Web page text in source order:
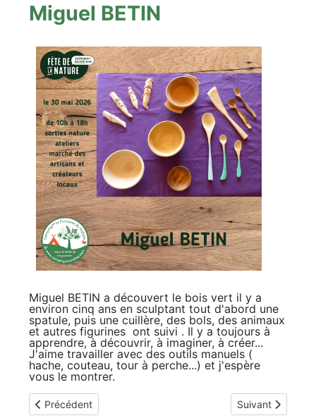
Miguel BETIN
Miguel BETIN a découvert le bois vert il y a
environ cinq ans en sculptant tout d'abord une
spatule, puis une cuillère, des bols, des animaux
et autres figurines ont suivi . Il y a toujours à
apprendre, à découvrir, à imaginer, à créer...
J'aime travailler avec des outils manuels (
hache, couteau, tour à perche...) et j'espère
vous le montrer.
Article précédent : Ti art créa
Précédent Article suivant :
Suivant